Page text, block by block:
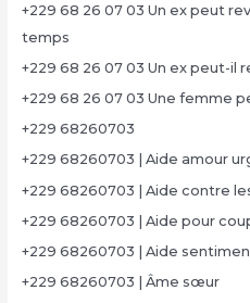
+229 68 26 07 03 Un ex peut
temps
+229 68 26 07 03 Un ex peut-il
+229 68 26 07 03 Une femme
+229 68260703
+229 68260703 | Aide amour
+229 68260703 | Aide contre
+229 68260703 | Aide pour
+229 68260703 | Aide
+229 68260703 | Âme sœur